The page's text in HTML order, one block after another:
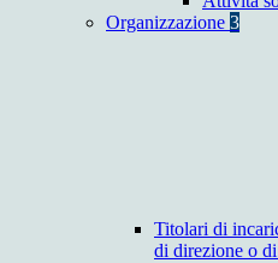
Organizzazione 3
Titolari di
di direzione o